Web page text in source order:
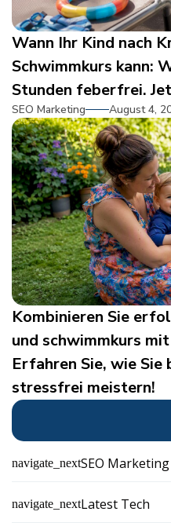
Wann Ihr Kind nach
Schwimmkurs kann:
Stunden feberfrei.
SEO Marketing August 4,
Kombinieren Sie
und schwimmkurs
Erfahren Sie, wie
stressfrei meistern!
navigate_nextSEO Marketing
navigate_nextLatest Tech